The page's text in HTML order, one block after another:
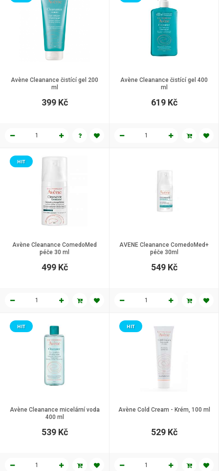
Avène Cleanance čistící gel 200
ml
399 Kč
Avène Cleanance čistící gel 400
ml
619 Kč
Avène Cleanance ComedoMed
péče 30 ml
HIT
499 Kč
AVENE Cleanance ComedoMed+
péče 30ml
549 Kč
Avène Cleanance micelární voda
400 ml
HIT
539 Kč
Avène Cold Cream - Krém, 100 ml
HIT
529 Kč